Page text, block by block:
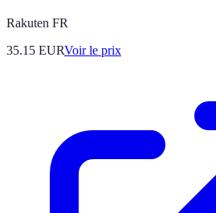
Rakuten FR
35.15 EURVoir le prix